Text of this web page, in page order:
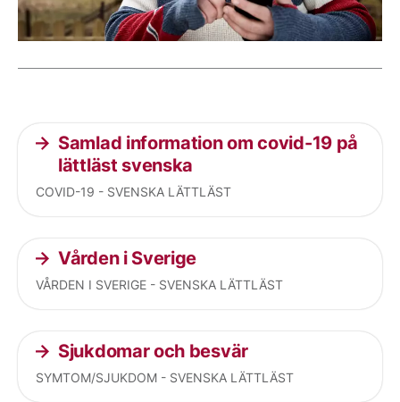
Current articles
Samlad information om covid-19 på
lättläst svenska
COVID-19 - SVENSKA LÄTTLÄST
Vården i Sverige
VÅRDEN I SVERIGE - SVENSKA LÄTTLÄST
Sjukdomar och besvär
SYMTOM/SJUKDOM - SVENSKA LÄTTLÄST